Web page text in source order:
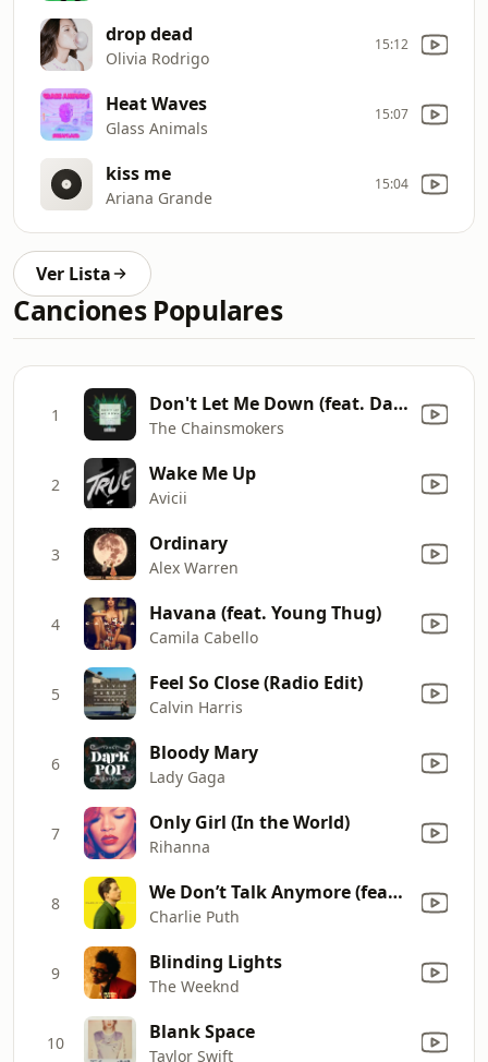
drop dead
Olivia Rodrigo
15:12
Heat Waves
Glass Animals
15:07
kiss me
Ariana Grande
15:04
Ver Lista
Canciones Populares
1 Don't Let Me Down (feat. Daya) [Ricky Remedy Remix]
The Chainsmokers
2 Wake Me Up
Avicii
3 Ordinary
Alex Warren
4 Havana (feat. Young Thug)
Camila Cabello
5 Feel So Close (Radio Edit)
Calvin Harris
6 Bloody Mary
Lady Gaga
7 Only Girl (In the World)
Rihanna
8 We Don’t Talk Anymore (feat. Selena Gomez)
Charlie Puth
9 Blinding Lights
The Weeknd
10 Blank Space
Taylor Swift